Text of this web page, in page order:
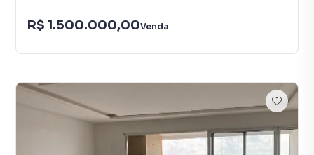
R$ 1.500.000,00Venda